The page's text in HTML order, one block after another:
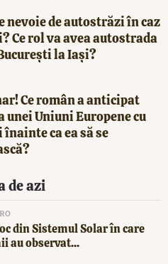
nevoie de autostrăzi în caz
Ce rol va avea autostrada
la Iași?
Ce român a anticipat
unei Uniuni Europene cu
ca ea să se
de azi
din Sistemul Solar în care
au observat...